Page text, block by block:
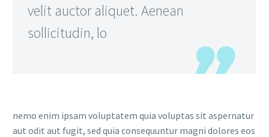
velit auctor aliquet. Aenean
sollicitudin, lo
nemo enim ipsam voluptatem quia voluptas sit aspernatur
aut odit aut fugit, sed quia consequuntur magni dolores eos